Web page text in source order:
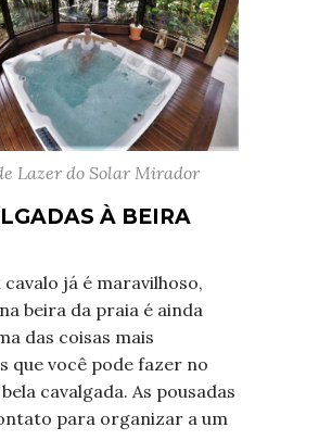
Lazer do Solar Mirador
À BEIRA
cavalo já é maravilhoso,
beira da praia é ainda
das coisas mais
que você pode fazer no
cavalgada. As pousadas
para organizar a um